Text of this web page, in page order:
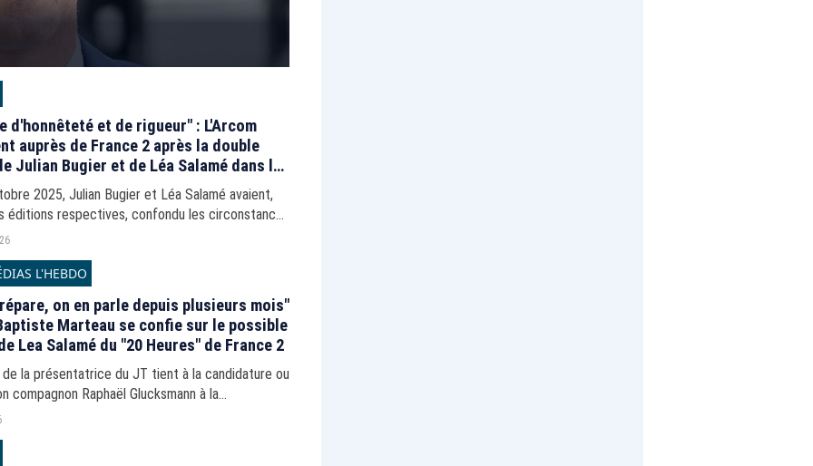
d'honnêteté et de rigueur" : L'Arcom
auprès de France 2 après la double
Julian Bugier et de Léa Salamé dans le
et le "20 heures"
2025, Julian Bugier et Léa Salamé avaient,
éditions respectives, confondu les circonstances
du professeur Dominique Bernard avec celles de
L'HEBDO
on en parle depuis plusieurs mois"
Marteau se confie sur le possible
Lea Salamé du "20 Heures" de France 2
la présentatrice du JT tient à la candidature ou
compagnon Raphaël Glucksmann à la
2027.